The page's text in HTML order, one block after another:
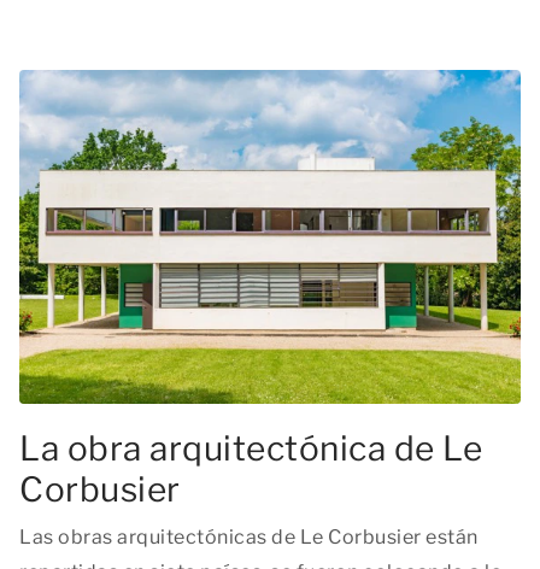
La obra arquitectónica de Le
Corbusier
Las obras arquitectónicas de Le Corbusier están